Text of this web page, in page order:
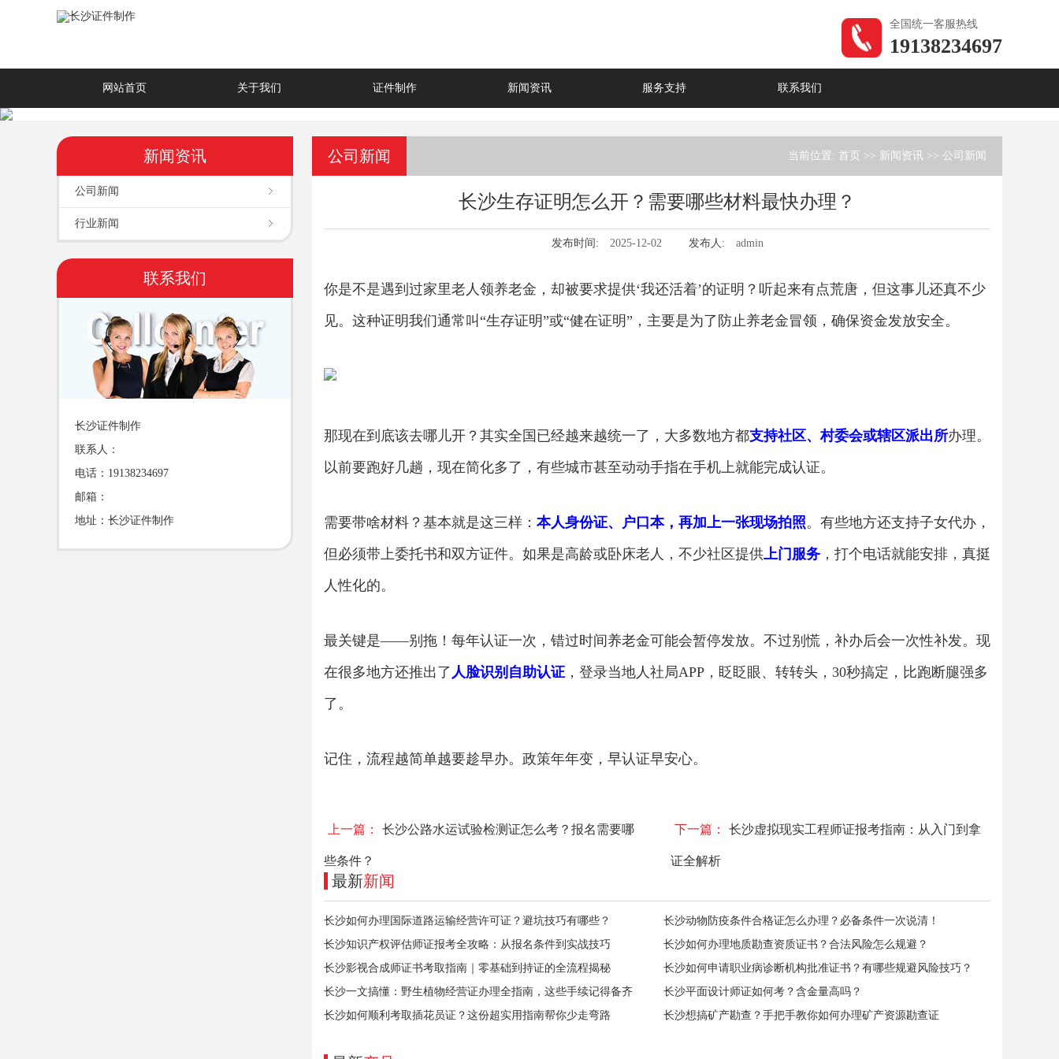
全国统一客服热线
19138234697
网站首页 关于我们 证件制作 新闻资讯 服务支持 联系我们
新闻资讯
公司新闻
行业新闻
联系我们
长沙证件制作
联系人：
电话：19138234697
邮箱：
地址：长沙证件制作
公司新闻 当前位置: 首页 >> 新闻资讯 >> 公司新闻
长沙生存证明怎么开？需要哪些材料最快办理？
发布时间: 2025-12-02 发布人: admin
你是不是遇到过家里老人领养老金，却被要求提供‘我还活着’的证明？听起来有点荒唐，但这事儿还真不少
见。这种证明我们通常叫“生存证明”或“健在证明”，主要是为了防止养老金冒领，确保资金发放安全。
那现在到底该去哪儿开？其实全国已经越来越统一了，大多数地方都支持社区、村委会或辖区派出所办理。
以前要跑好几趟，现在简化多了，有些城市甚至动动手指在手机上就能完成认证。
需要带啥材料？基本就是这三样： 本人身份证、户口本，再加上一张现场拍照。有些地方还支持子女代办，
但必须带上委托书和双方证件。如果是高龄或卧床老人，不少社区提供 上门服务 ，打个电话就能安排，真挺
人性化的。
最关键是——别拖！每年认证一次，错过时间养老金可能会暂停发放。不过别慌，补办后会一次性补发。现
在很多地方还推出了 人脸识别自助认证 ，登录当地人社局APP，眨眨眼、转转头，30秒搞定，比跑断腿强多
了。
记住，流程越简单越要趁早办。政策年年变，早认证早安心。
上一篇： 长沙公路水运试验检测证怎么考？报名需要哪
些条件？
下一篇： 长沙虚拟现实工程师证报考指南：从入门到拿
证全解析
最新新闻
长沙如何办理国际道路运输经营许可证？避坑技巧有哪些？
长沙动物防疫条件合格证怎么办理？必备条件一次说清！
长沙知识产权评估师证报考全攻略：从报名条件到实战技巧
长沙如何办理地质勘查资质证书？合法风险怎么规避？
长沙影视合成师证书考取指南｜零基础到持证的全流程揭秘
长沙如何申请职业病诊断机构批准证书？有哪些规避风险技巧？
长沙一文搞懂：野生植物经营证办理全指南，这些手续记得备齐
长沙平面设计师证如何考？含金量高吗？
长沙如何顺利考取插花员证？这份超实用指南帮你少走弯路
长沙想搞矿产勘查？手把手教你如何办理矿产资源勘查证